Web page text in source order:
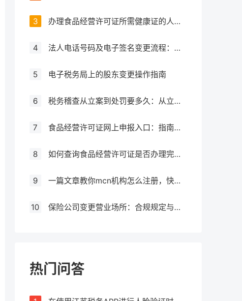
3 办理食品经营许可证所需健康证的人数要求解析
4 法人电话号码及电子签名变更流程：详细步骤和注意事项解析
5 电子税务局上的股东变更操作指南
6 税务稽查从立案到处罚要多久：从立案到处罚的全过程
7 食品经营许可证网上申报入口：指南与流程
8 如何查询食品经营许可证是否办理完成？
9 一篇文章教你mcn机构怎么注册，快来get！
10 保险公司变更营业场所：合规规定与操作指南！
热门问答